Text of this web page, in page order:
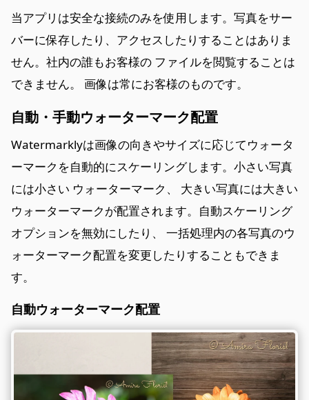
当アプリは安全な接続のみを使用します。写真をサー
バーに保存したり、アクセスしたりすることはありま
せん。社内の誰もお客様の ファイルを閲覧することは
できません。 画像は常にお客様のものです。
自動・手動ウォーターマーク配置
Watermarklyは画像の向きやサイズに応じてウォータ
ーマークを自動的にスケーリングします。小さい写真
には小さい ウォーターマーク、 大きい写真には大きい
ウォーターマークが配置されます。自動スケーリング
オプションを無効にしたり、 一括処理内の各写真のウ
ォーターマーク配置を変更したりすることもできま
す。
自動ウォーターマーク配置